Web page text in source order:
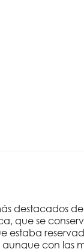
destacados
que se
con las